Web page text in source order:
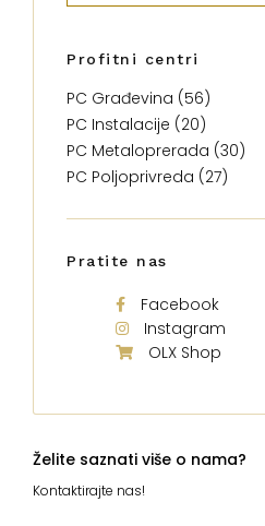
Profitni centri
PC Građevina (56)
PC Instalacije (20)
PC Metaloprerada (30)
PC Poljoprivreda (27)
Pratite nas
Facebook
Instagram
OLX Shop
Želite saznati više o nama?
Kontaktirajte nas!